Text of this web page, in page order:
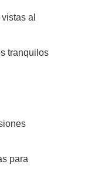
al
tranquilos
para